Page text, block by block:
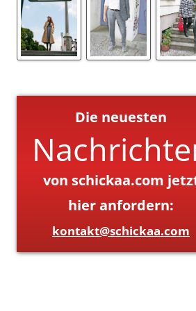
Die neuesten
von schickaa.com
hier anfordern:
kontakt@schickaa.com